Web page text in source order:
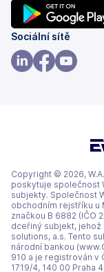
(se
v
nových
Sociální sítě
Copyright © 2026,
poskytuje společnost
subjekty. Společnost
obchodním rejstříku u
značkou B 6882 (IČO
dceřiný subjekt, jehož
solutions, a.s. Tento
národní bankou
910 a je registrován v
1719/4, 140 00 Praha